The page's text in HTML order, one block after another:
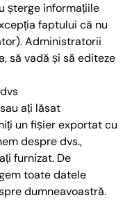
șterge informațiile
faptului că nu
Administratorii
să vadă și să editeze
ați lăsat
un fișier exportat cu
despre dvs.,
furnizat. De
toate datele
dumneavoastră.